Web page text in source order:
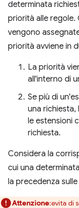
determinata
priorità alle regole.
vengono
priorità avviene in
La priorità
all'interno di
Se più di
una
le estensioni
richiesta.
Considera la
cui una
la precedenza
Attenzione:evita di